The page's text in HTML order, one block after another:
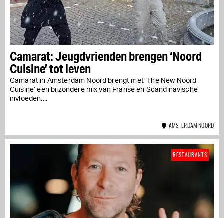
Camarat: Jeugdvrienden brengen ‘Noord
Cuisine’ tot leven
Camarat in Amsterdam Noord brengt met ‘The New Noord
Cuisine’ een bijzondere mix van Franse en Scandinavische
invloeden,...
AMSTERDAM NOORD
RESTAURANTS